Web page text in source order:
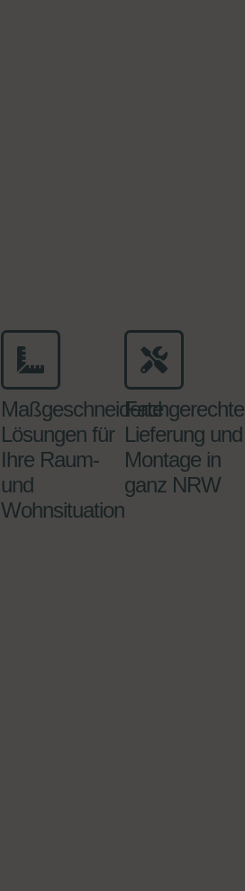
Maßgeschneiderte
Lösungen für
Ihre Raum-
und
Wohnsituation
Fachgerechte
Lieferung und
Montage in
ganz NRW